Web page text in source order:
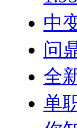
中
问
全
单